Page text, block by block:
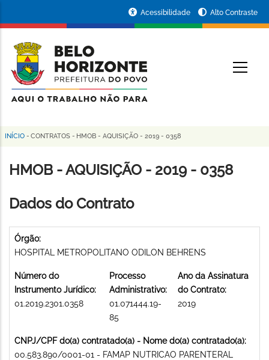
conteúdo
principal
da
Prefeitura
de
Horizonte
Acessibilidade Alto Contraste
Trilha
de
INÍCIO - CONTRATOS - HMOB - AQUISIÇÃO - 2019 - 0358
HMOB - AQUISIÇÃO - 2019 - 0358
Dados do Contrato
Órgão:
HOSPITAL METROPOLITANO ODILON BEHRENS
Número do
Instrumento Jurídico:
01.2019.2301.0358
Processo
Administrativo:
01.071444.19-
85
Ano da Assinatura
do Contrato:
2019
CNPJ/CPF do(a) contratado(a) - Nome do(a) contratado(a):
00.583.890/0001-01 - FAMAP NUTRICAO PARENTERAL